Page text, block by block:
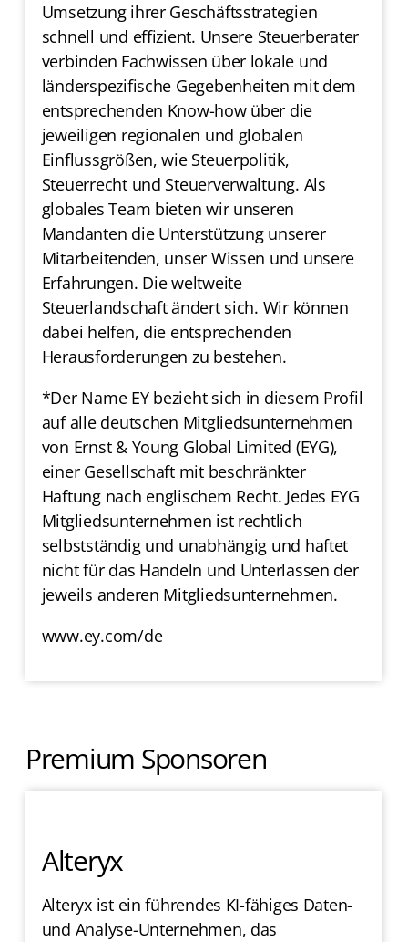
Umsetzung ihrer Geschäftsstrategien
schnell und effizient. Unsere Steuerberater
verbinden Fachwissen über lokale und
länderspezifische Gegebenheiten mit dem
entsprechenden Know-how über die
jeweiligen regionalen und globalen
Einflussgrößen, wie Steuerpolitik,
Steuerrecht und Steuerverwaltung. Als
globales Team bieten wir unseren
Mandanten die Unterstützung unserer
Mitarbeitenden, unser Wissen und unsere
Erfahrungen. Die weltweite
Steuerlandschaft ändert sich. Wir können
dabei helfen, die entsprechenden
Herausforderungen zu bestehen.
*Der Name EY bezieht sich in diesem Profil
auf alle deutschen Mitgliedsunternehmen
von Ernst & Young Global Limited (EYG),
einer Gesellschaft mit beschränkter
Haftung nach englischem Recht. Jedes EYG
Mitgliedsunternehmen ist rechtlich
selbstständig und unabhängig und haftet
nicht für das Handeln und Unterlassen der
jeweils anderen Mitgliedsunternehmen.
www.ey.com/de
Premium Sponsoren
Alteryx
Alteryx ist ein führendes KI-fähiges Daten-
und Analyse-Unternehmen, das